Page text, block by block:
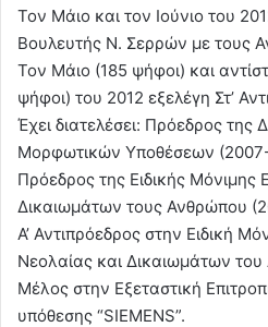
Τον Μάιο και τον Ιούνιο του
Βουλευτής Ν. Σερρών με τους
Τον Μάιο (185 ψήφοι) και
ψήφοι) του 2012 εξελέγη Στ’
Έχει διατελέσει: Πρόεδρος της
Μορφωτικών Υποθέσεων
Πρόεδρος της Ειδικής Μόνιμης
Δικαιωμάτων τους Ανθρώπου
Α’ Αντιπρόεδρος στην Ειδική
Νεολαίας και Δικαιωμάτων
Μέλος στην Εξεταστική
υπόθεσης “SIEMENS”.